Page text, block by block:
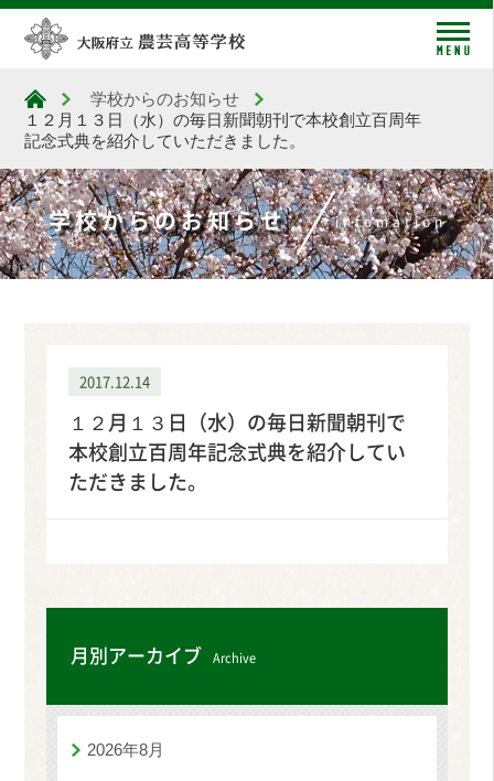
大阪府立農芸高等学校
学校からのお知らせ
１２月１３日（水）の毎日新聞朝刊で本校創立百周年
記念式典を紹介していただきました。
学校からのお知らせ infomation
2017.12.14
１２月１３日（水）の毎日新聞朝刊で
本校創立百周年記念式典を紹介してい
ただきました。
月別アーカイブ Archive
2026年8月